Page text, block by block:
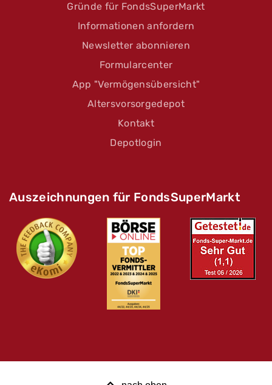
Gründe für FondsSuperMarkt
Informationen anfordern
Newsletter abonnieren
Formularcenter
App "Vermögensübersicht"
Altersvorsorgedepot
Kontakt
Depotlogin
Auszeichnungen für FondsSuperMarkt